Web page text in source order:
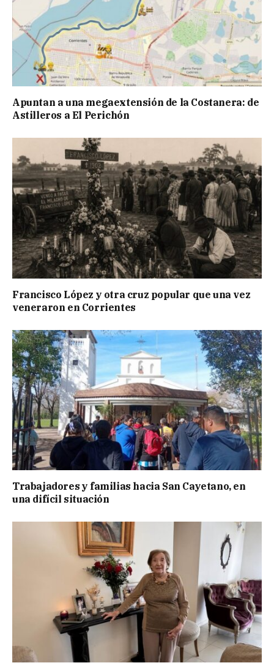
Apuntan a una megaextensión de la Costanera: de
Astilleros a El Perichón
Francisco López y otra cruz popular que una vez
veneraron en Corrientes
Trabajadores y familias hacia San Cayetano, en
una difícil situación